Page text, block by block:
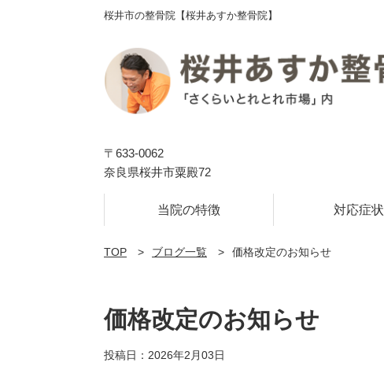
桜井市の整骨院【桜井あすか整骨院】
〒633-0062
奈良県桜井市粟殿72
当院の特徴 対応症状
TOP ブログ一覧 価格改定のお知らせ
価格改定のお知らせ
投稿日：2026年2月03日